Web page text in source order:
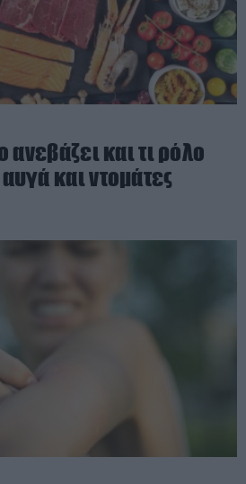
ανεβάζει και τι ρόλο
και ντομάτες